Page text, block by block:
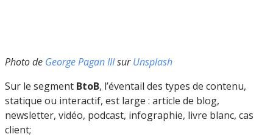
Photo de George Pagan IIIsurUnsplash
Sur le segment BtoB, l’éventail des types de contenu,
statique ou interactif, est large : article de blog,
newsletter, vidéo, podcast, infographie, livre blanc, cas
client;